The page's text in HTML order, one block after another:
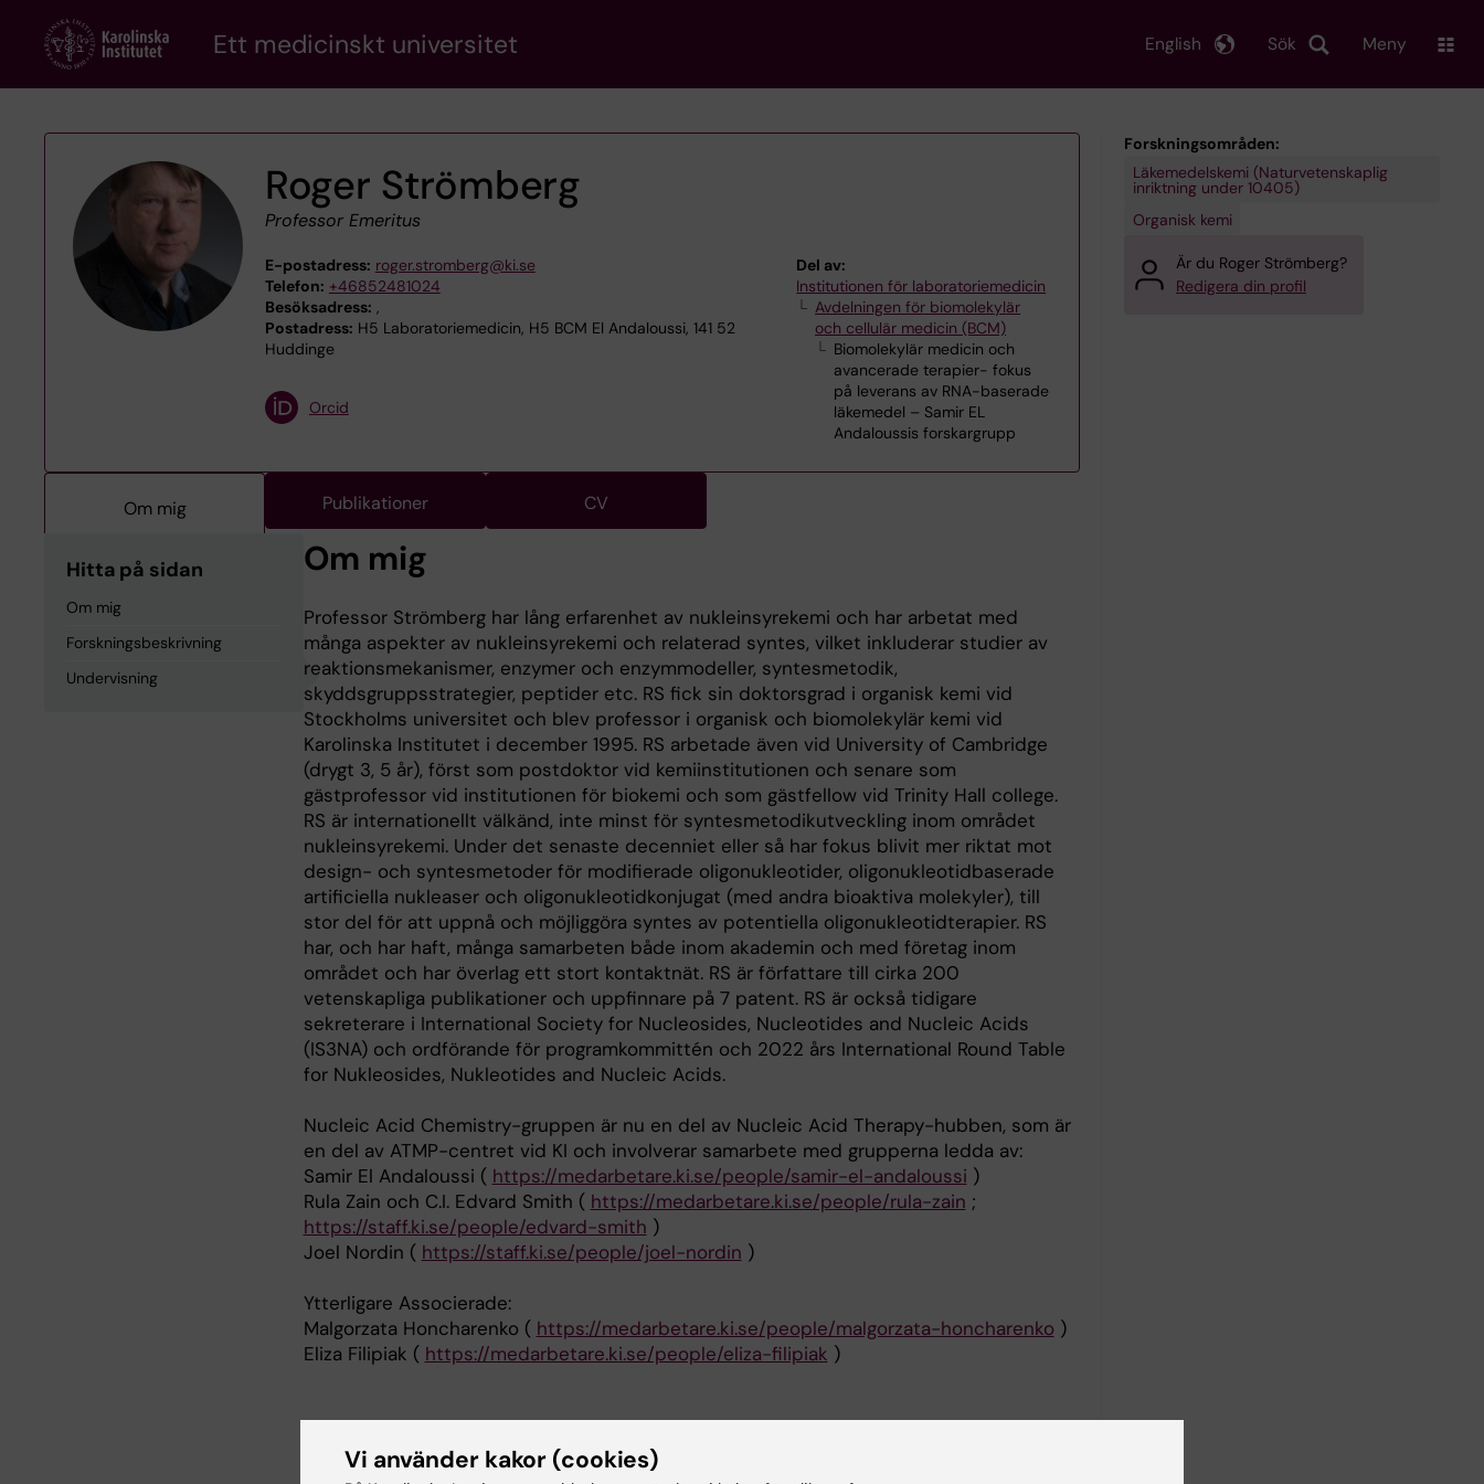
content
Ett medicinskt universitet Sök
English Meny
Roger Strömberg
Professor Emeritus
E-postadress: roger.stromberg@ki.se
Telefon: +46852481024
Besöksadress: ,
Postadress: H5 Laboratoriemedicin, H5 BCM El Andaloussi, 141 52
Huddinge
Del av:
Institutionen för laboratoriemedicin
Avdelningen för biomolekylär
och cellulär medicin (BCM)
Biomolekylär medicin och
avancerade terapier- fokus
på leverans av RNA-baserade
läkemedel – Samir EL
Andaloussis forskargrupp
Orcid
Om mig Publikationer CV
Hitta på sidan
Om mig
Forskningsbeskrivning
Undervisning
Om mig
Professor Strömberg har lång erfarenhet av nukleinsyrekemi och har arbetat med
många aspekter av nukleinsyrekemi och relaterad syntes, vilket inkluderar studier av
reaktionsmekanismer, enzymer och enzymmodeller, syntesmetodik,
skyddsgruppsstrategier, peptider etc. RS fick sin doktorsgrad i organisk kemi vid
Stockholms universitet och blev professor i organisk och biomolekylär kemi vid
Karolinska Institutet i december 1995. RS arbetade även vid University of Cambridge
(drygt 3, 5 år), först som postdoktor vid kemiinstitutionen och senare som
gästprofessor vid institutionen för biokemi och som gästfellow vid Trinity Hall college.
RS är internationellt välkänd, inte minst för syntesmetodikutveckling inom området
nukleinsyrekemi. Under det senaste decenniet eller så har fokus blivit mer riktat mot
design- och syntesmetoder för modifierade oligonukleotider, oligonukleotidbaserade
artificiella nukleaser och oligonukleotidkonjugat (med andra bioaktiva molekyler), till
stor del för att uppnå och möjliggöra syntes av potentiella oligonukleotidterapier. RS
har, och har haft, många samarbeten både inom akademin och med företag inom
området och har överlag ett stort kontaktnät. RS är författare till cirka 200
vetenskapliga publikationer och uppfinnare på 7 patent. RS är också tidigare
sekreterare i International Society for Nucleosides, Nucleotides and Nucleic Acids
(IS3NA) och ordförande för programkommittén och 2022 års International Round Table
for Nukleosides, Nukleotides and Nucleic Acids.
Nucleic Acid Chemistry-gruppen är nu en del av Nucleic Acid Therapy-hubben, som är
en del av ATMP-centret vid KI och involverar samarbete med grupperna ledda av:
Samir El Andaloussi ( https://medarbetare.ki.se/people/samir-el-andaloussi )
Rula Zain och C.I. Edvard Smith ( https://medarbetare.ki.se/people/rula-zain ;
https://staff.ki.se/people/edvard-smith )
Joel Nordin ( https://staff.ki.se/people/joel-nordin )
Ytterligare Associerade:
Malgorzata Honcharenko ( https://medarbetare.ki.se/people/malgorzata-honcharenko )
Eliza Filipiak ( https://medarbetare.ki.se/people/eliza-filipiak )
Forskningsområden:
Läkemedelskemi (Naturvetenskaplig
inriktning under 10405)
Organisk kemi
Är du Roger Strömberg?
Redigera din profil
Vi använder kakor (cookies)